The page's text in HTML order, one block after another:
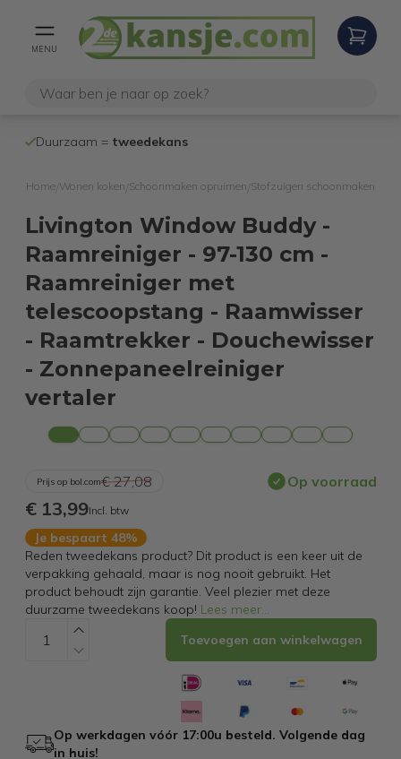
MENU
Duurzaam = tweedekans
Home Wonen koken Schoonmaken opruimen Stofzuigen schoonmaken
Livington Window Buddy -
Raamreiniger - 97-130 cm -
Raamreiniger met
telescoopstang - Raamwisser
- Raamtrekker - Douchewisser
- Zonnepaneelreiniger
vertaler
Prijs op bol.com€ 27,08 Op voorraad
€ 13,99Incl. btw
Je bespaart 48%
Reden tweedekans product? Dit product is een keer uit de
verpakking gehaald, maar is nog nooit gebruikt. Het
product behoudt zijn garantie. Veel plezier met deze
duurzame tweedekans koop! Lees meer...
Toevoegen aan winkelwagen
Op werkdagen vóór 17:00u besteld. Volgende dag
in huis!